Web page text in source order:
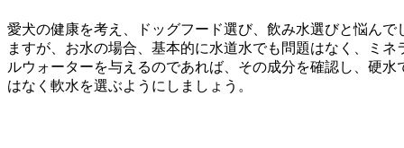
愛犬の健康を考え、ドッグフード選び、飲み水選びと悩んで
ますが、お水の場合、基本的に水道水でも問題はなく、ミネ
ルウォーターを与えるのであれば、その成分を確認し、硬水
はなく軟水を選ぶようにしましょう。